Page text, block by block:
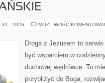
31 - 2026 MOŻLIWOŚĆ
Droga z Jezusem to
być wsparciem w
duchowej wędrówce. To
przybliżyć do Boga,